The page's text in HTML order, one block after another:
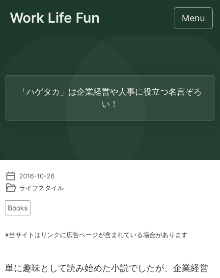
Work Life Fun Menu
社労士のための監督署対応相談
「ハゲタカ」は企業経営や人事に役立つ名言ぞろ
い！
2016-10-26
ライフスタイル
Books
※当サイトはリンクに広告ページが含まれている場合があります
単に趣味として読み始めた小説でしたが、企業経営